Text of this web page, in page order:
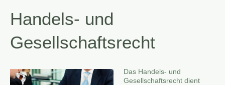
Handels- und
Gesellschaftsrecht
Das Handels- und
Gesellschaftsrecht dient